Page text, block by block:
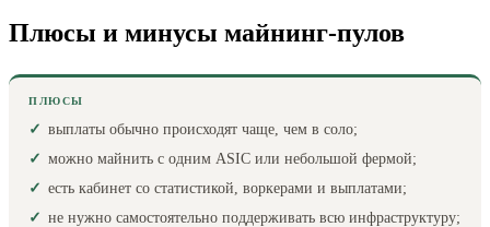
Плюсы и минусы майнинг-пулов
ПЛЮСЫ
выплаты обычно происходят чаще, чем в соло;
можно майнить с одним ASIC или небольшой фермой;
есть кабинет со статистикой, воркерами и выплатами;
не нужно самостоятельно поддерживать всю инфраструктуру;